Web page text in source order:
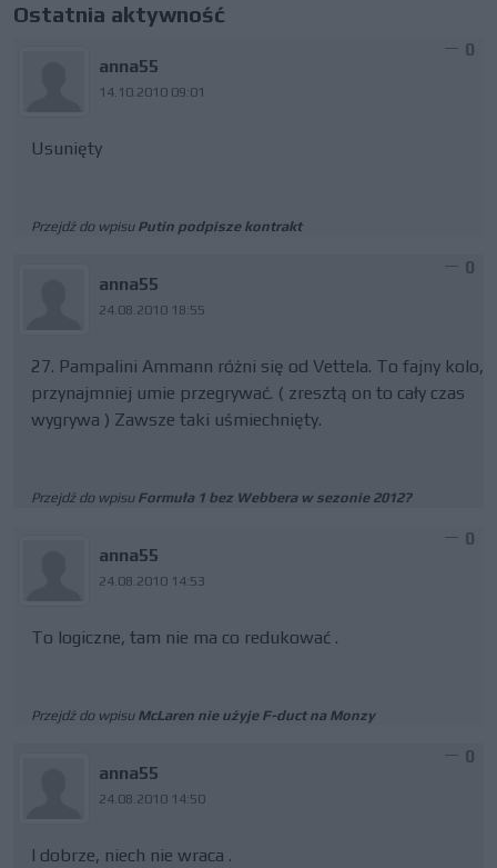
Ostatnia aktywność
anna55
14.10.2010 09:01
0
Usunięty
Przejdź do wpisu Putin podpisze kontrakt
anna55
24.08.2010 18:55
0
27. Pampalini Ammann różni się od Vettela. To fajny kolo,
przynajmniej umie przegrywać. ( zresztą on to cały czas
wygrywa ) Zawsze taki uśmiechnięty.
Przejdź do wpisu Formuła 1 bez Webbera w sezonie 2012?
anna55
24.08.2010 14:53
0
To logiczne, tam nie ma co redukować .
Przejdź do wpisu McLaren nie użyje F-duct na Monzy
anna55
24.08.2010 14:50
0
I dobrze, niech nie wraca .